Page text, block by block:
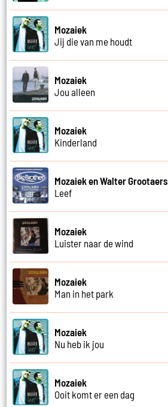
Mozaiek
Jij die van me houdt
Mozaiek
Jou alleen
Mozaiek
Kinderland
Mozaiek en Walter Grootaers
Leef
Mozaiek
Luister naar de wind
Mozaiek
Man in het park
Mozaiek
Nu heb ik jou
Mozaiek
Ooit komt er een dag